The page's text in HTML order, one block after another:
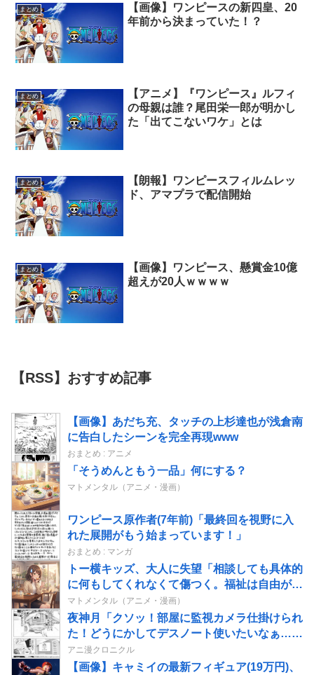
まとめ
【画像】ワンピースの新四皇、20
年前から決まっていた！？
まとめ
【アニメ】『ワンピース』ルフィ
の母親は誰？尾田栄一郎が明かし
た「出てこないワケ」とは
まとめ
【朗報】ワンピースフィルムレッ
ド、アマプラで配信開始
まとめ
【画像】ワンピース、懸賞金10億
超えが20人ｗｗｗｗ
【RSS】おすすめ記事
【画像】あだち充、タッチの上杉達也が浅倉南
に告白したシーンを完全再現www
おまとめ : アニメ
「そうめんともう一品」何にする？
マトメンタル（アニメ・漫画）
ワンピース原作者(7年前)「最終回を視野に入
れた展開がもう始まっています！」
おまとめ : マンガ
トー横キッズ、大人に失望「相談しても具体的
に何もしてくれなくて傷つく。福祉は自由が奪
われる」
マトメンタル（アニメ・漫画）
夜神月「クソッ！部屋に監視カメラ仕掛けられ
た！どうにかしてデスノート使いたいなぁ…せ
や！」→結果
アニ漫クロニクル
【画像】キャミイの最新フィギュア(19万円)、